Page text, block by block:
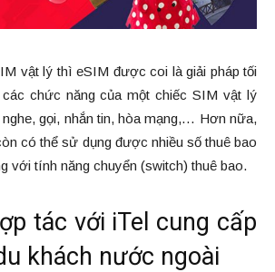
vật lý thì eSIM được coi là giải pháp tối
chức năng của một chiếc SIM vật lý
gọi, nhắn tin, hòa mạng,… Hơn nữa,
có thể sử dụng được nhiều số thuê bao
với tính năng chuyển (switch) thuê bao.
tác với iTel cung cấp
khách nước ngoài